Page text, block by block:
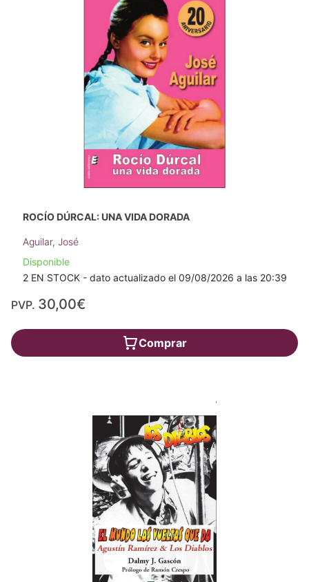
ROCÍO DÚRCAL: UNA VIDA DORADA
Aguilar, José
Disponible
2 EN STOCK - dato actualizado el 09/08/2026 a las 20:39
PVP. 30,00€
Comprar